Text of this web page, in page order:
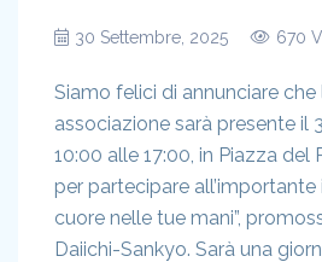
30 Settembre, 2025 670
Siamo felici di annunciare che
associazione sarà presente il
10:00 alle 17:00, in Piazza del
per partecipare all’importante
cuore nelle tue mani”,
Daiichi-Sankyo. Sarà una